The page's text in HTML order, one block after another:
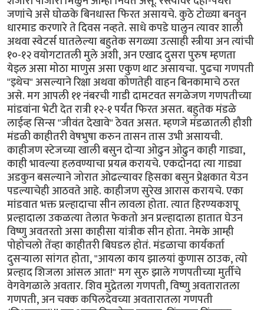
जणांचे असे घोळके बिनधास्त फिरत असायचे. कुठे टोळ्या बनवुन
धारमाड करणारे ते दिवस नव्हते. साधे कपडे घालुन त्यावर शाली
अथवा स्वेटर्स घातलेल्या बहुतेक सगळ्या उत्साही स्त्रीया अन त्यांची
१०-१२ वयोगटातली मुले अशी, अन एखाद दुसरा पुरुष म्हणता
येइल असा मोठा माणुस असा एकुण थाट असायचा. पुढचा गणपती
"इथेच" असल्याने रिक्षा अथवा कोणतेही वाहन बिनकामाचे ठरत
असे. मग आपली ११ नंबरची गाडी दामटवत सगळेजण गणपतीच्या
मांडवांना भेटी देत रात्री १२-१ पर्यंत फिरत असत. बहुतेक मंडळे
लाईव्ह सिन्स "जीवंत देखावे" ठेवत असत. म्हणजे मंडळातली हौशी
मंडळी काहीतरी वेषभुषा करुन तासन तास उभी असायची.
काहीजण स्टेजच्या खाली बसुन दोर्‍या ओढुन ओढुन काही गाड्या,
काही भावल्या हलवण्याचा प्रयत्न करायचे. एकदोनदा त्या गाड्या
अडकुन बसल्याने जोरात ओढल्यावर हिसका बसुन प्रेक्षकात येउन
पडल्याचेही आठवते आहे. काहीजण सुरेख आरास करायचे. एका
मांडवात भक्त प्रल्हादाचा सीन लावला होता. त्यात हिरण्यकशपू
प्रल्हादाला उकळत्या तेलात फेकतो अन प्रल्हादाला हातात घेउन
विष्णु अवतरतो असा काहीसा यांत्रीक सीन होता. नेमके आम्ही
पोहोचलो तेंव्हा काहीतरी बिघडल होतं. मंडळाचा कार्यकर्ता
दुसर्‍याला सांगत होता, "आयला काय झालयां कुणास ठाउक, त्यो
प्रल्हाद शिजला आंसल आत!" मग सुरु झाले गणपतीच्या मुर्तीचे
वेगवेगळाले अवतार. शिव मुद्रेतला गणपती, विष्णु अवतारातला
गणपती, अन चक्क कपिलदेवच्या अवतारातला गणपती